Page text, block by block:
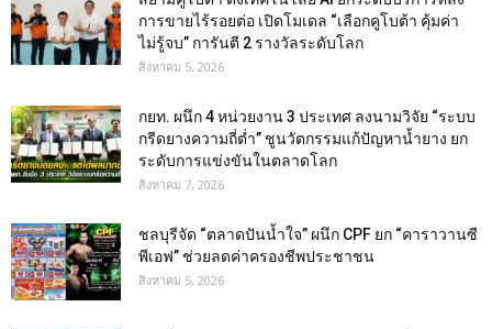
การขายไร้รอยต่อ เปิดโมเดล “เลือกคูโบต้า คุ้มค่า
ไม่รู้จบ” การันตี 2 รางวัลระดับโลก
สิงหาคม 5, 2026
กยท. ผนึก 4 หน่วยงาน 3 ประเทศ ลงนามวิจัย “ระบบ
กรีดยางความถี่ต่ำ” ชูนวัตกรรมแก้ปัญหาน้ำยาง ยก
ระดับการแข่งขันในตลาดโลก
สิงหาคม 7, 2026
ชลบุรีจัด “ตลาดปันน้ำใจ” ผนึก CPF ยก “คาราวานซี
พีเอฟ” ช่วยลดค่าครองชีพประชาชน
สิงหาคม 5, 2026